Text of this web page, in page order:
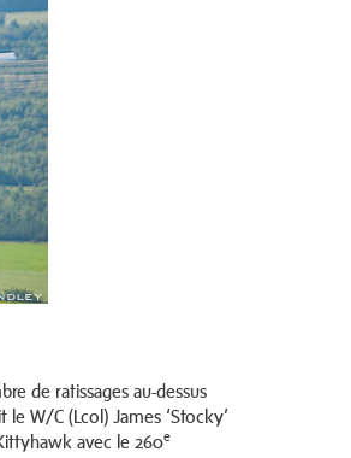
de ratissages au-dessus
W/C (Lcol) James ‘Stocky’
avec le 260e